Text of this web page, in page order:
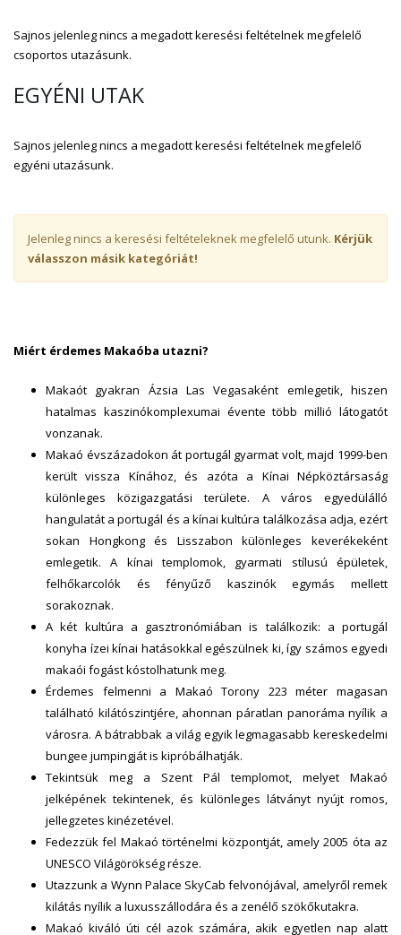
Sajnos jelenleg nincs a megadott keresési feltételnek megfelelő
csoportos utazásunk.
EGYÉNI UTAK
Sajnos jelenleg nincs a megadott keresési feltételnek megfelelő
egyéni utazásunk.
Jelenleg nincs a keresési feltételeknek megfelelő utunk. Kérjük
válasszon másik kategóriát!
Miért érdemes Makaóba utazni?
Makaót gyakran Ázsia Las Vegasaként emlegetik, hiszen
hatalmas kaszinókomplexumai évente több millió látogatót
vonzanak.
Makaó évszázadokon át portugál gyarmat volt, majd 1999-ben
került vissza Kínához, és azóta a Kínai Népköztársaság
különleges közigazgatási területe. A város egyedülálló
hangulatát a portugál és a kínai kultúra találkozása adja, ezért
sokan Hongkong és Lisszabon különleges keverékeként
emlegetik. A kínai templomok, gyarmati stílusú épületek,
felhőkarcolók és fényűző kaszinók egymás mellett
sorakoznak.
A két kultúra a gasztronómiában is találkozik: a portugál
konyha ízei kínai hatásokkal egészülnek ki, így számos egyedi
makaói fogást kóstolhatunk meg.
Érdemes felmenni a Makaó Torony 223 méter magasan
található kilátószintjére, ahonnan páratlan panoráma nyílik a
városra. A bátrabbak a világ egyik legmagasabb kereskedelmi
bungee jumpingját is kipróbálhatják.
Tekintsük meg a Szent Pál templomot, melyet Makaó
jelképének tekintenek, és különleges látványt nyújt romos,
jellegzetes kinézetével.
Fedezzük fel Makaó történelmi központját, amely 2005 óta az
UNESCO Világörökség része.
Utazzunk a Wynn Palace SkyCab felvonójával, amelyről remek
kilátás nyílik a luxusszállodára és a zenélő szökőkutakra.
Makaó kiváló úti cél azok számára, akik egyetlen nap alatt